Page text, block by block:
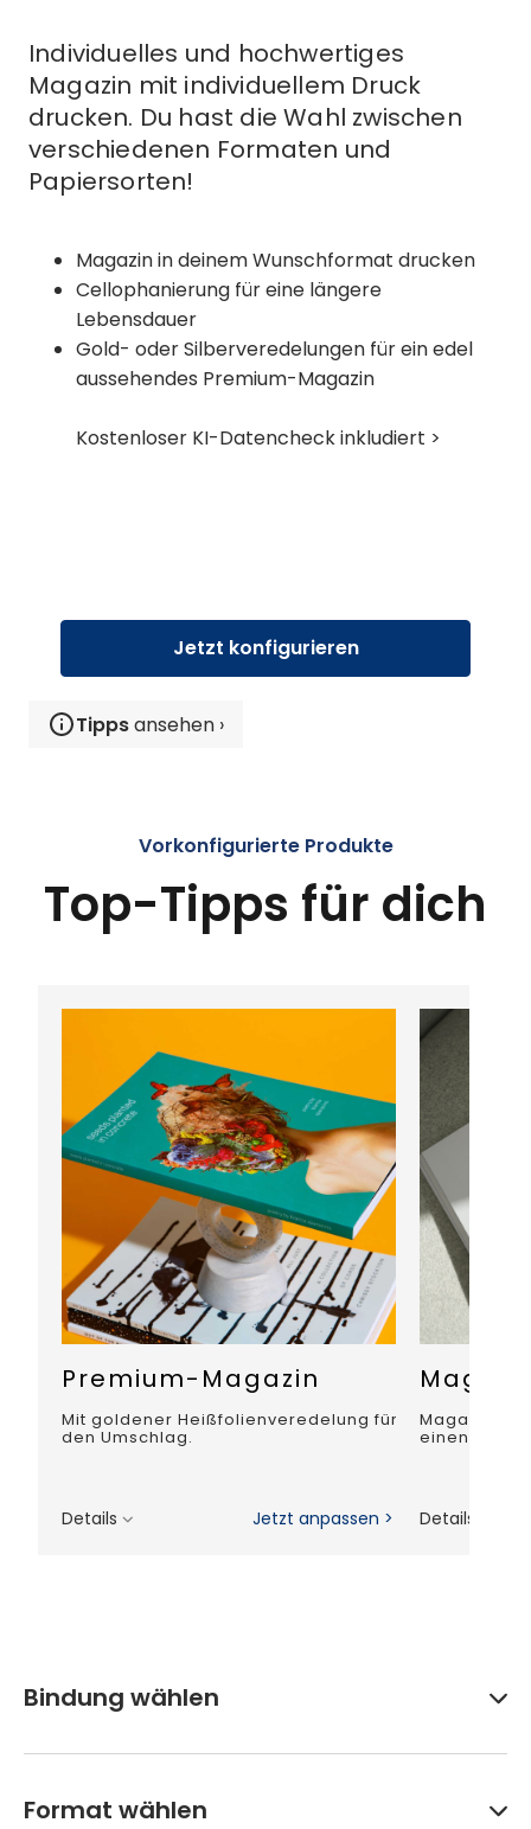
Individuelles und hochwertiges
Magazin mit individuellem Druck
drucken. Du hast die Wahl zwischen
verschiedenen Formaten und
Papiersorten!
Magazin in deinem Wunschformat drucken
Cellophanierung für eine längere
Lebensdauer
Gold- oder Silberveredelungen für ein edel
aussehendes Premium-Magazin
Kostenloser KI-Datencheck inkludiert >
Jetzt konfigurieren
Tippsansehen ›
Vorkonfigurierte Produkte
Top-Tipps für dich
Premium-Magazin
Mit goldener Heißfolienveredelung für
den Umschlag.
Details Jetzt anpassen >
Magazin
einen
Details
Bindung wählen
Format wählen